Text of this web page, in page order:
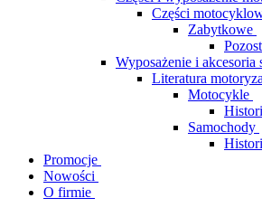
Części
Zabytkowe
Wyposażenie i akcesoria
Literatura
Motocykle
Samochody
Promocje
Nowości
O firmie